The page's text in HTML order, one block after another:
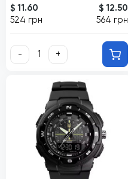
$ 11.60
524 грн
$ 12.50
564 грн
- +